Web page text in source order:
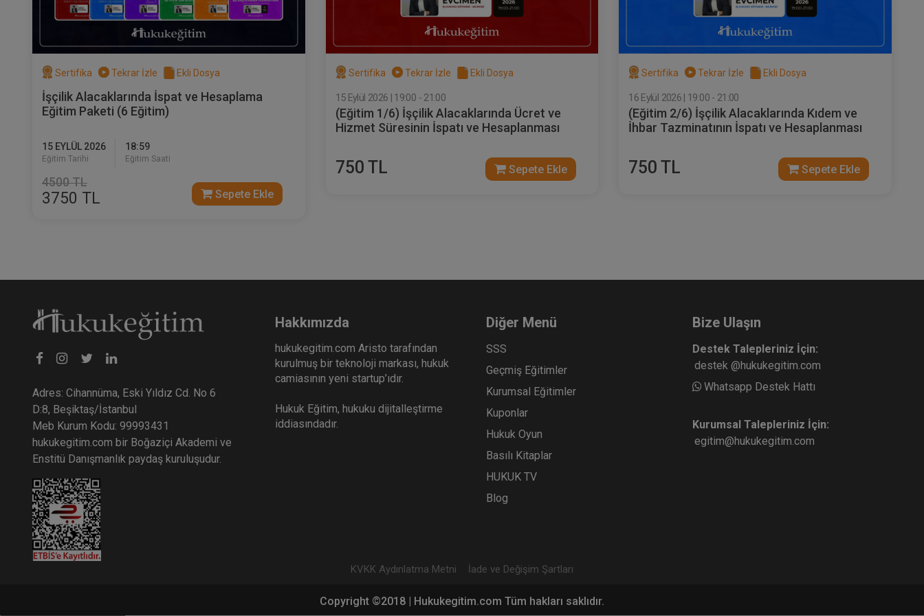
Sertifika Tekrar İzle Ekli Dosya
İşçilik Alacaklarında İspat ve Hesaplama
Eğitim Paketi (6 Eğitim)
15 EYLÜL 2026
Eğitim Tarihi
18:59
Eğitim Saati
4500 TL
3750 TL Sepete Ekle
Sertifika Tekrar İzle Ekli Dosya
15 Eylül 2026 | 19:00 - 21:00
(Eğitim 1/6) İşçilik Alacaklarında Ücret ve
Hizmet Süresinin İspatı ve Hesaplanması
750 TL Sepete Ekle
Sertifika Tekrar İzle Ekli Dosya
16 Eylül 2026 | 19:00 - 21:00
(Eğitim 2/6) İşçilik Alacaklarında Kıdem ve
İhbar Tazminatının İspatı ve Hesaplanması
750 TL Sepete Ekle
Adres: Cihannüma, Eski Yıldız Cd. No 6
D:8, Beşiktaş/İstanbul
Meb Kurum Kodu: 99993431
hukukegitim.com bir Boğaziçi Akademi ve
Enstitü Danışmanlık paydaş kuruluşudur.
Hakkımızda
hukukegitim.com Aristo tarafından
kurulmuş bir teknoloji markası, hukuk
camiasının yeni startup’ıdır.
Hukuk Eğitim, hukuku dijitalleştirme
iddiasındadır.
Diğer Menü
SSS
Geçmiş Eğitimler
Kurumsal Eğitimler
Kuponlar
Hukuk Oyun
Basılı Kitaplar
HUKUK TV
Blog
Bize Ulaşın
Destek Talepleriniz İçin:
destek @hukukegitim.com
Whatsapp Destek Hattı
Kurumsal Talepleriniz İçin:
egitim@hukukegitim.com
KVKK Aydınlatma Metni İade ve Değişim Şartları
Copyright ©2018 | Hukukegitim.com Tüm hakları saklıdır.